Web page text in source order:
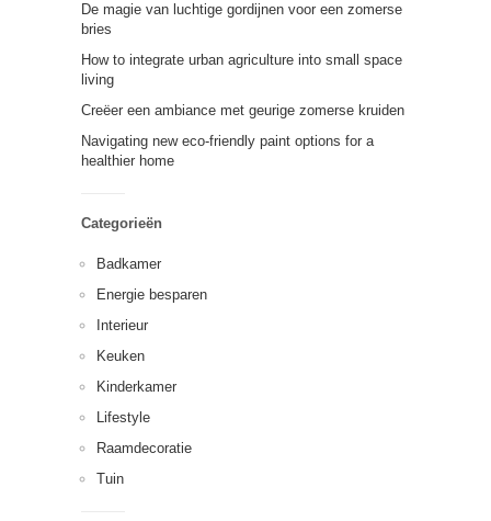
De magie van luchtige gordijnen voor een zomerse
bries
How to integrate urban agriculture into small space
living
Creëer een ambiance met geurige zomerse kruiden
Navigating new eco-friendly paint options for a
healthier home
Categorieën
Badkamer
Energie besparen
Interieur
Keuken
Kinderkamer
Lifestyle
Raamdecoratie
Tuin